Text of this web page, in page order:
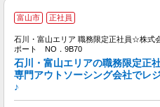
富山市 正社員
石川・富山エリア 職務限定正社員☆株式
ポート NO．9B70
石川・富山エリアの職務限定正
専門アウトソーシング会社でレ
♪